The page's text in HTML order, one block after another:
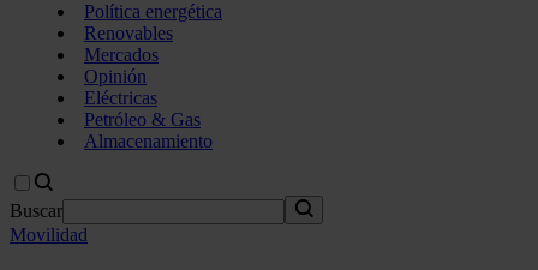
Política energética
Renovables
Mercados
Opinión
Eléctricas
Petróleo & Gas
Almacenamiento
Buscar
Movilidad